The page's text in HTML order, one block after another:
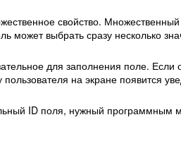
свойство.
может выбрать сразу несколько
для заполнения поле.
пользователя на экране появится
ID поля, нужный программным